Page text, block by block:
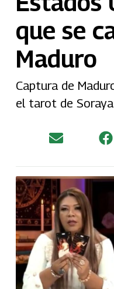
que se
Maduro
Captura de
el tarot de Soraya